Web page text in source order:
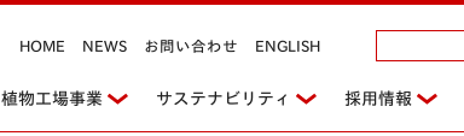
植物工場事業 サステナビリティ 採用情報
HOME NEWS お問い合わせ ENGLISH